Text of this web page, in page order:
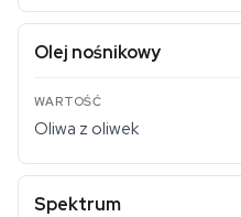
Olej nośnikowy
Oliwa z oliwek
Spektrum